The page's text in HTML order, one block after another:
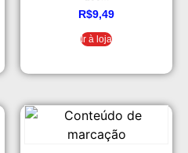
R$9,49
Ir à loja